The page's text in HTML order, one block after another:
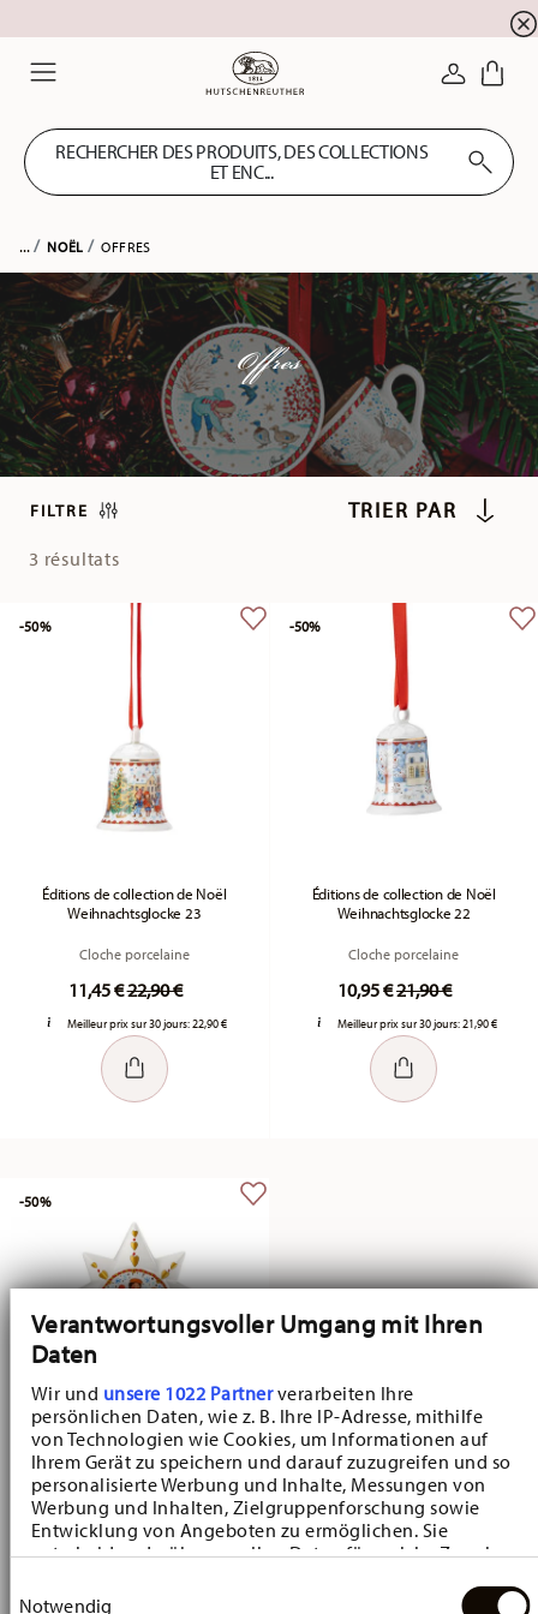
Verantwortungsvoller Umgang mit Ihren
Daten
Wir und unsere 1022 Partnerverarbeiten Ihre
persönlichen Daten, wie z. B. Ihre IP-Adresse, mithilfe
von Technologien wie Cookies, um Informationen auf
Ihrem Gerät zu speichern und darauf zuzugreifen und so
personalisierte Werbung und Inhalte, Messungen von
Werbung und Inhalten, Zielgruppenforschung sowie
Entwicklung von Angeboten zu ermöglichen. Sie
entscheiden darüber, wer Ihre Daten für welche Zwecke
Cookie-Erklärung oder durch Klicken auf das Privacy
Notwendig
SOLDES D'ÉTÉ ! Profitez de 5 % de remise
RECHERCHER DES PRODUITS, DES COLLECTIONS
ET ENC...
... NOËL OFFRES
Offres
FILTRE
3 résultats
Éditions de collection de Noël
Weihnachtsglocke 23
Cloche porcelaine
11,45 €Price reduced from
22,90 €to
Meilleur prix sur 30 jours:22,90 €
-50%
Éditions de collection de Noël
Weihnachtsglocke 22
Cloche porcelaine
10,95 €Price reduced
21,90 €to
Meilleur prix sur 30 jours:21,90 €
-50%
Éditions de collection de Noël
Weihnachtsmarkt
Lic de l´arbre
32,00 €Price reduced from
64,00 €to
Meilleur prix sur 30 jours:
-50%